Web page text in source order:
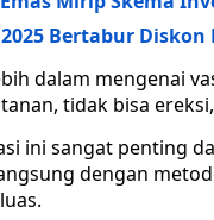
Bertabur Diskon
dalam mengenai
tidak bisa
ini sangat penting
dengan